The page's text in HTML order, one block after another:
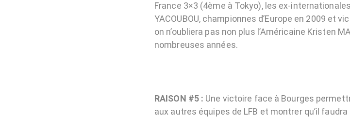
France 3×3 (4ème à Tokyo), les ex-
YACOUBOU, championnes d’Europe en 2009 et
on n’oubliera pas non plus l’Américaine Kristen
nombreuses années.
RAISON #5 : Une victoire face à Bourges
aux autres équipes de LFB et montrer qu’il